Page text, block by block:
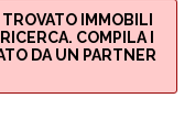
IMMOBILI
COMPILA I
DA UN PARTNER